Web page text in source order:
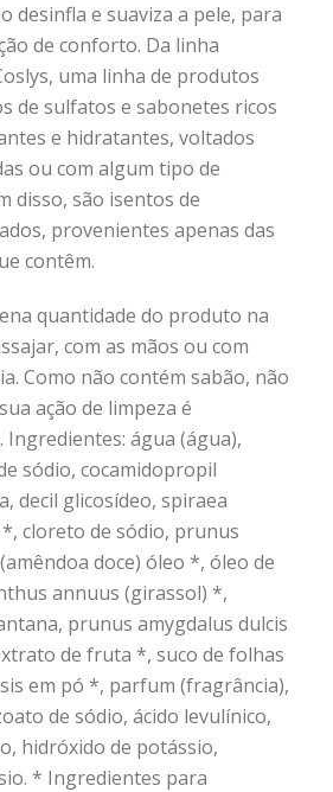
desinfla e suaviza a pele, para
de conforto. Da linha
uma linha de produtos
de sulfatos e sabonetes ricos
e hidratantes, voltados
ou com algum tipo de
disso, são isentos de
provenientes apenas das
contêm.
quantidade do produto na
com as mãos ou com
Como não contém sabão, não
ação de limpeza é
Ingredientes: água (água),
sódio, cocamidopropil
decil glicosídeo, spiraea
cloreto de sódio, prunus
doce) óleo *, óleo de
annuus (girassol) *,
prunus amygdalus dulcis
de fruta *, suco de folhas
em pó *, parfum (fragrância),
de sódio, ácido levulínico,
hidróxido de potássio,
* Ingredientes para